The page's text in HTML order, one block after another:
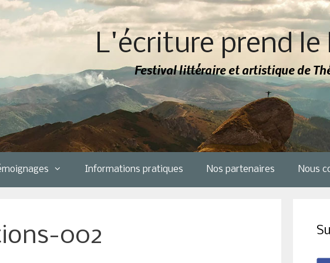
L'écriture prend le
Festival littéraire et artistique de
Informations pratiques Nos partenaires Nous
002